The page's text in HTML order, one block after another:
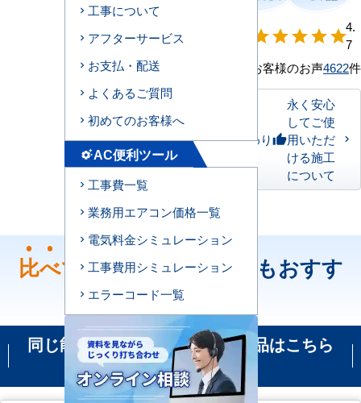
度
starstarstarstarstar
4.
7
お客様のお声4622件
私たちのこだわりthumb_up
永く安心
してご使
用いただ
ける施工
について
比べてください！どちらもおすす
め！
同じ能力の機種で比較される商品はこちら
です
工事について
アフターサービス
お支払・配送
よくあるご質問
初めてのお客様へ
settings_suggestAC便利ツール
工事費一覧
業務用エアコン価格一覧
電気料金シミュレーション
工事費用シミュレーション
エラーコード一覧